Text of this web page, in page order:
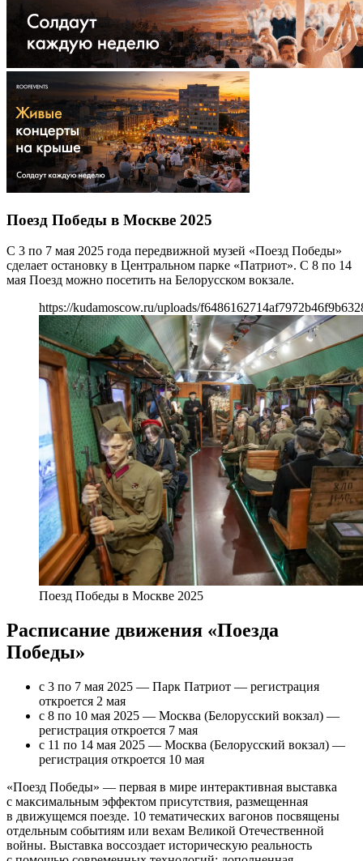
Поезд Победы в Москве 2025
С 3 по 7 мая 2025 года передвижной музей «Поезд Победы»
сделает остановку в Центральном парке «Патриот». С 8 по 14
мая Поезд можно посетить на Белорусском вокзале.
https://kudamoscow.ru/uploads/
Поезд Победы в Москве 2025
Расписание движения «‎Поезда
Победы»
с 3 по 7 мая 2025 — Парк Патриот — регистрация
откроется 2 мая
с 8 по 10 мая 2025 — Москва (Белорусский вокзал) —
регистрация откроется 7 мая
с 11 по 14 мая 2025 — Москва (Белорусский вокзал) —
регистрация откроется 10 мая
«Поезд Победы» — первая в мире интерактивная выставка
с максимальным эффектом присутствия, размещенная
в движущемся поезде. 10 тематических вагонов посвящены
отдельным событиям или вехам Великой Отечественной
войны. Выставка воссоздает историческую реальность